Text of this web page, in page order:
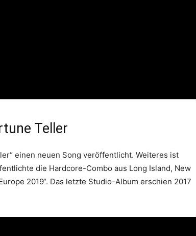
Teller
einen neuen Song veröffentlicht. Weiteres ist
die Hardcore-Combo aus Long Island, New
2019“. Das letzte Studio-Album erschien 2017